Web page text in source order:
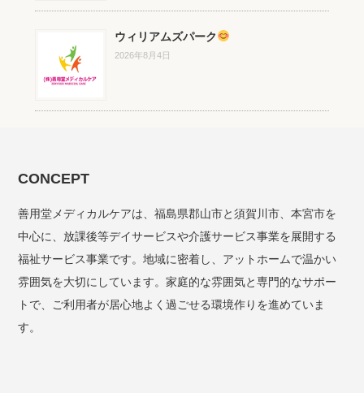
ウィリアムズパーク
2026年8月4日
CONCEPT
善用堂メディカルケアは、福島県郡山市と須賀川市、本宮市を
中心に、放課後等デイサービスや介護サービス事業を展開する
福祉サービス事業です。地域に密着し、アットホームで温かい
雰囲気を大切にしています。家庭的な雰囲気と専門的なサポー
トで、ご利用者が居心地よく過ごせる環境作りを進めていま
す。